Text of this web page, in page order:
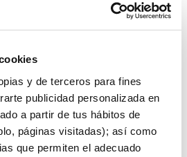
y de terceros para fines
publicidad personalizada en
a partir de tus hábitos de
páginas visitadas); así como
que permiten el adecuado
principales
Procedencia
Nacional
IVA